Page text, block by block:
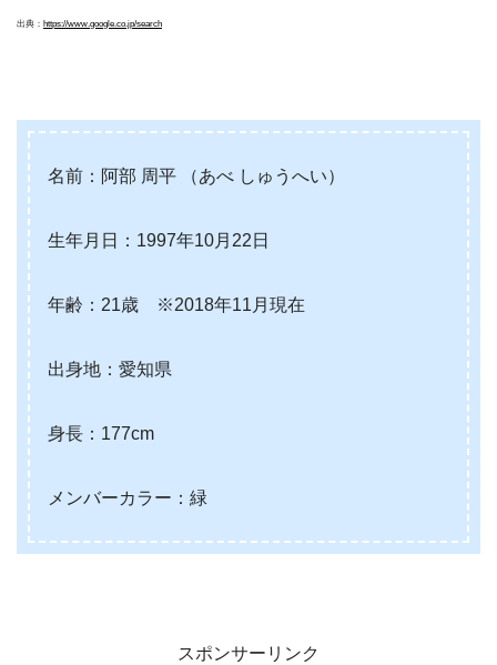
出典： https://www.google.co.jp/search
名前：阿部 周平 （あべ しゅうへい）
生年月日：1997年10月22日
年齢：21歳 ※2018年11月現在
出身地：愛知県
身長：177cm
メンバーカラー：緑
スポンサーリンク